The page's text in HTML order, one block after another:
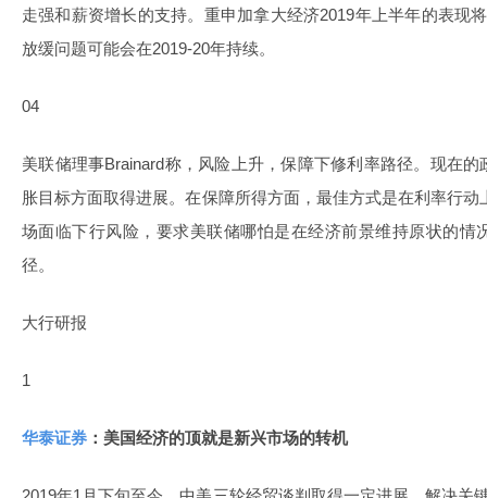
走强和薪资增长的支持。重申加拿大经济2019年上半年的表现
放缓问题可能会在2019-20年持续。
04
美联储理事Brainard称，风险上升，保障下修利率路径。现在
胀目标方面取得进展。在保障所得方面，最佳方式是在利率行
场面临下行风险，要求美联储哪怕是在经济前景维持原状的情
径。
大行研报
1
华泰证券 ：美国经济的顶就是新兴市场的转机